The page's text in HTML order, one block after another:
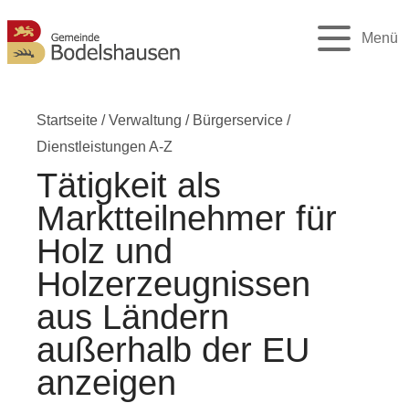
Menü
Startseite /Verwaltung / Bürgerservice /
Dienstleistungen A-Z
Tätigkeit als
Marktteilnehmer für
Holz und
Holzerzeugnissen
aus Ländern
außerhalb der EU
anzeigen